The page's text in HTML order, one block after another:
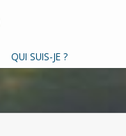
QUI SUIS-JE ?